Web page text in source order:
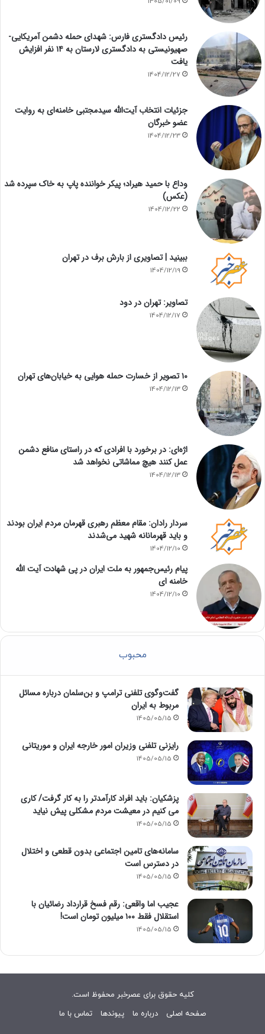
رئیس دادگستری فارس: شهدای حمله دشمن آمریکایی-
صهیونیستی به دادگستری لارستان به ۱۴ نفر افزایش
یافت
1404/12/27
جزئیات انتخاب آیت‌الله سیدمجتبی خامنه‌ای به روایت
عضو خبرگان
1404/12/23
وداع با حمید هیراد؛ پیکر خواننده پاپ به خاک سپرده شد
(عکس)
1404/12/22
ببینید | تصاویری از بارش برف در تهران
1404/12/19
تصاویر: تهران در دود
1404/12/17
۱۰ تصویر از خسارت حمله هوایی به خیابان‌های تهران
1404/12/13
اژه‌ای: در برخورد با افرادی که در راستای منافع دشمن
عمل کنند هیچ مماشاتی نخواهد شد
1404/12/13
سردار رادان: مقام معظم رهبری قهرمان مردم ایران بودند
و باید قهرمانانه شهید می‌شدند
1404/12/10
پیام رئیس‌جمهور به ملت ایران در پی شهادت آیت الله
خامنه ای
1404/12/10
محبوب
گفت‌وگوی تلفنی ترامپ و بن‌سلمان درباره مسائل
مربوط به ایران
1405/05/15
رایزنی تلفنی وزیران امور خارجه ایران و موریتانی
1405/05/15
پزشکیان: باید افراد کارآمدتر را به کار گرفت/ کاری
می کنیم در معیشت مردم مشکلی پیش نیاید
1405/05/15
سامانه‌های تامین اجتماعی بدون قطعی و اختلال
در دسترس است
1405/05/15
عجیب اما واقعی: رقم فسخ قرارداد رضائیان با
استقلال فقط ۱۰۰ میلیون تومان است!
1405/05/15
کلیه حقوق برای عصرخبر محفوظ است.
صفحه اصلی
درباره ما پیوندها تماس با ما